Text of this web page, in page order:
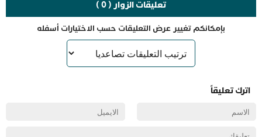
تعليقات الزوار ( 0 )
بإمكانكم تغيير عرض التعليقات حسب الاختيارات أسفله
اترك تعليقاً